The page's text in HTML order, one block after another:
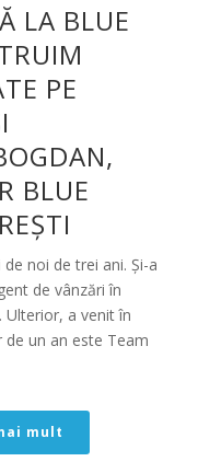
LA BLUE
PE
BLUE
noi de trei ani. Și-a
de vânzări în
Ulterior, a venit în
de un an este Team
mult